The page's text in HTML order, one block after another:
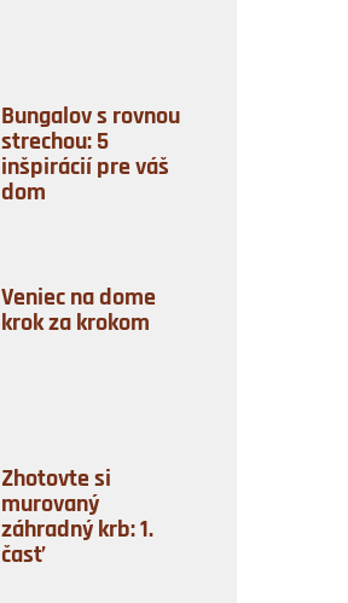
Bungalov s rovnou
strechou: 5
inšpirácií pre váš
dom
Veniec na dome
krok za krokom
Zhotovte si
murovaný
záhradný krb: 1.
časť